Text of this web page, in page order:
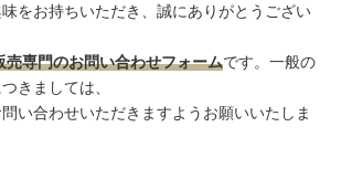
をお持ちいただき、誠にありがとうござい
売専門のお問い合わせフォームです。一般の
きましては、
い合わせいただきますようお願いいたしま